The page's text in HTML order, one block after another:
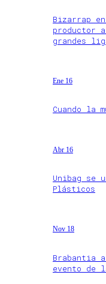
Bizarrap
productor
grandes
Ene 16
Cuando la
Abr 16
Unibag se
Plásticos
Nov 18
Brabantia
evento de